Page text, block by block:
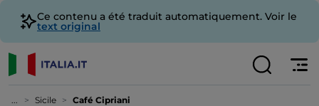
Ce contenu a été traduit automatiquement. Voir le
text original
... Sicile Café Cipriani